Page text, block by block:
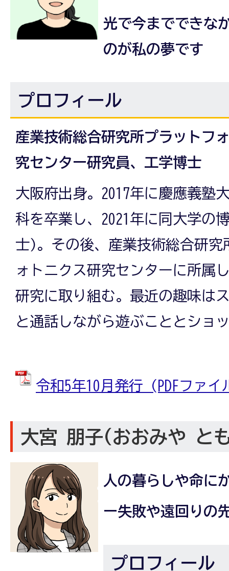
光で今までできな
のが私の夢です
プロフィール
産業技術総合研究所プラットフ
究センター研究員、工学博士
大阪府出身。2017年に慶應義塾
科を卒業し、2021年に同大学の
士)。その後、産業技術総合研究
ォトニクス研究センターに所属
研究に取り組む。最近の趣味は
と通話しながら遊ぶこととショ
令和5年10月発行 (PDFファ
大宮 朋子(おおみや と
人の暮らしや命に
ー失敗や遠回りの
プロフィール